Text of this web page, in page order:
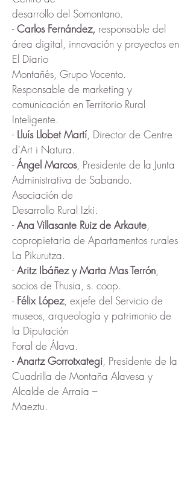
desarrollo del Somontano.
-Carlos Fernández, responsable del
área digital, innovación y proyectos en
El Diario
Montañés, Grupo Vocento.
Responsable de marketing y
comunicación en Territorio Rural
Inteligente.
- Lluís Llobet Martí, Director de Centre
d'Art i Natura.
-Ángel Marcos, Presidente de la Junta
Administrativa de Sabando.
Asociación de
Desarrollo Rural Izki.
-Ana Villasante Ruiz de Arkaute,
copropietaria de Apartamentos rurales
La Pikurutza.
-Aritz Ibáñez y Marta Mas Terrón,
socios de Thusia, s. coop.
- Félix López, exjefe del Servicio de
museos, arqueología y patrimonio de
la Diputación
Foral de Álava.
-Anartz Gorrotxategi, Presidente de la
Cuadrilla de Montaña Alavesa y
Alcalde de Arraia –
Maeztu.